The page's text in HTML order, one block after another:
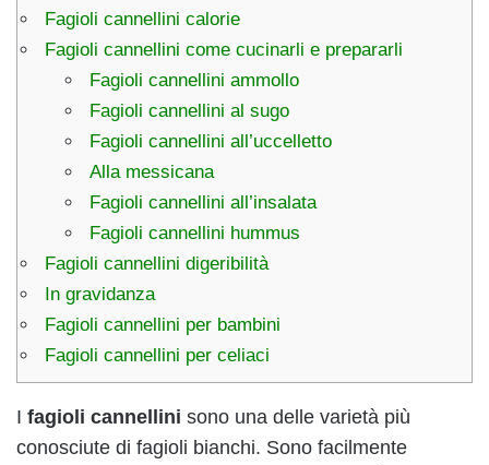
Fagioli cannellini calorie
Fagioli cannellini come cucinarli e prepararli
Fagioli cannellini ammollo
Fagioli cannellini al sugo
Fagioli cannellini all’uccelletto
Alla messicana
Fagioli cannellini all’insalata
Fagioli cannellini hummus
Fagioli cannellini digeribilità
In gravidanza
Fagioli cannellini per bambini
Fagioli cannellini per celiaci
I fagioli cannellini sono una delle varietà più
conosciute di fagioli bianchi. Sono facilmente